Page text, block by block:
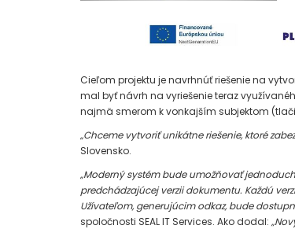
Cieľom projektu je navrhnúť riešenie na
mal byť návrh na vyriešenie teraz
najmä smerom k vonkajším subjektom
„Chceme vytvoriť unikátne riešenie, ktoré
Slovensko.
„Moderný systém bude umožňovať
predchádzajúcej verzii dokumentu. Každú
Užívateľom, generujúcim odkaz, bude
spoločnosti SEAL IT Services. Ako dodal: